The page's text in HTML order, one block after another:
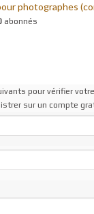
photographes
abonnés
pour vérifier
sur un compte